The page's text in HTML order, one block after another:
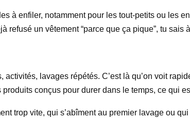
à enfiler, notamment pour les tout-petits ou les
un vêtement “parce que ça pique”, tu sais
lavages répétés. C’est là qu’on voit
conçus pour durer dans le temps, ce qui
trop vite, qui s’abîment au premier lavage ou